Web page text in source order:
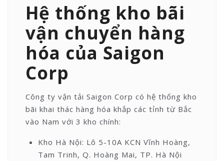
Hệ thống kho bãi
vận chuyển hàng
hóa của Saigon
Corp
Công ty vận tải Saigon Corp có hệ thống kho
bãi khai thác hàng hóa khắp các tỉnh từ Bắc
vào Nam với 3 kho chính:
Kho Hà Nội: Lô 5-10A KCN Vĩnh Hoàng,
Tam Trinh, Q. Hoàng Mai, TP. Hà Nội